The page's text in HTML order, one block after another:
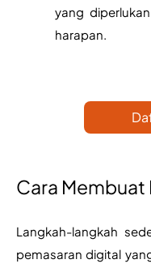
yang
harapan.
Cara Membuat
Langkah-langkah
pemasaran digital